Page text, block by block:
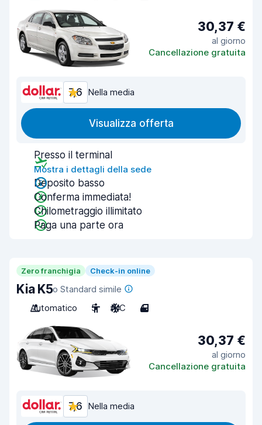
30,37 €
al giorno
Cancellazione gratuita
7,6 Nella media
Visualizza offerta
Presso il terminal
Mostra i dettagli della sede
Deposito basso
Conferma immediata!
Chilometraggio illimitato
Paga una parte ora
Zero franchigia Check-in online
Kia K5o Standard simile
Automatico
5 A/C 4
30,37 €
al giorno
Cancellazione gratuita
7,6 Nella media